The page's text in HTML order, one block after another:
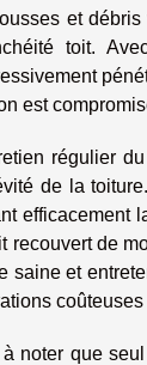
et
toit.
est
régulier
de la
efficacement
recouvert de
saine et
à noter que